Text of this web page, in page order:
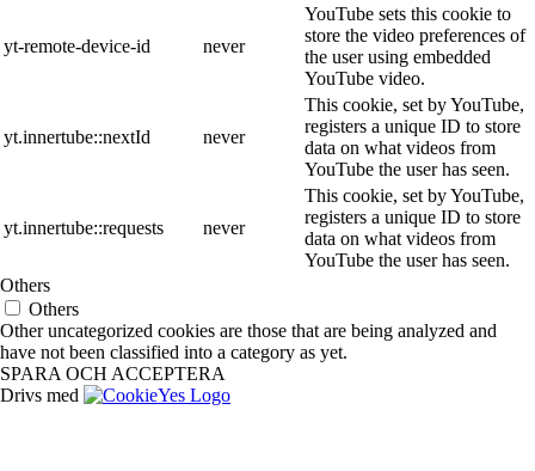
yt-remote-device-id never
YouTube sets this cookie to
store the video preferences of
the user using embedded
YouTube video.
yt.innertube::nextId never
This cookie, set by YouTube,
registers a unique ID to store
data on what videos from
YouTube the user has seen.
yt.innertube::requests never
This cookie, set by YouTube,
registers a unique ID to store
data on what videos from
YouTube the user has seen.
Others
Others
Other uncategorized cookies are those that are being analyzed and
have not been classified into a category as yet.
SPARA OCH ACCEPTERA
Drivs med